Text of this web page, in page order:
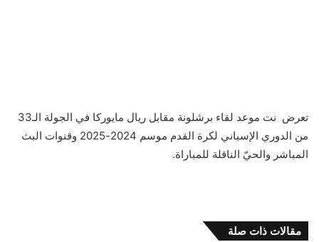
تعرض نت موعد لقاء برشلونة مقابل ريال مايوركا في الجولة الـ33
من الدوري الإسباني لكرة القدم موسم 2024-2025 وقنوات البث
المباشر والحيّ الناقلة للمباراة.
مقالات ذات صلة